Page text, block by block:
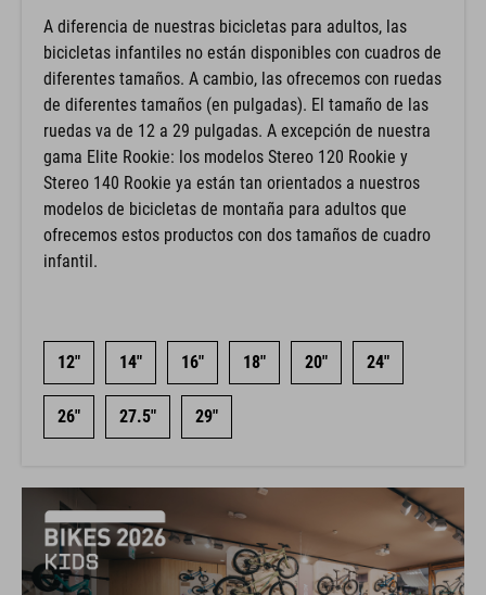
A diferencia de nuestras bicicletas para adultos, las
bicicletas infantiles no están disponibles con cuadros de
diferentes tamaños. A cambio, las ofrecemos con ruedas
de diferentes tamaños (en pulgadas). El tamaño de las
ruedas va de 12 a 29 pulgadas. A excepción de nuestra
gama Elite Rookie: los modelos Stereo 120 Rookie y
Stereo 140 Rookie ya están tan orientados a nuestros
modelos de bicicletas de montaña para adultos que
ofrecemos estos productos con dos tamaños de cuadro
infantil.
12" 14" 16" 18" 20" 24"
26" 27.5" 29"